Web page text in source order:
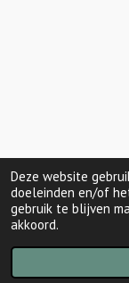
Deze website
doeleinden en/of
gebruik te blijven
akkoord.